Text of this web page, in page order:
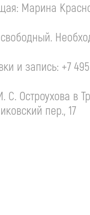
Марина
и запись: +7
С. Остроухова в
пер., 17